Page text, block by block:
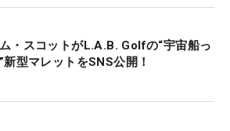
・スコットがL.A.B. Golfの“宇宙船っ
新型マレットをSNS公開！